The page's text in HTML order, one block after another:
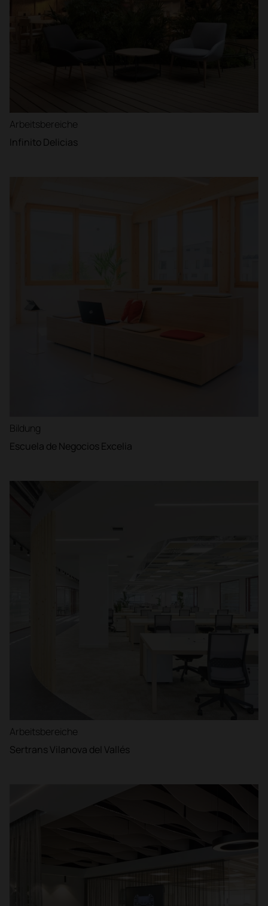
Arbeitsbereiche
Infinito Delicias
Bildung
Escuela de Negocios Excelia
Arbeitsbereiche
Sertrans Vilanova del Vallés